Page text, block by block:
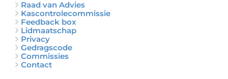
Raad van Advies
Kascontrolecommissie
Feedback box
Lidmaatschap
Privacy
Gedragscode
Commissies
Contact